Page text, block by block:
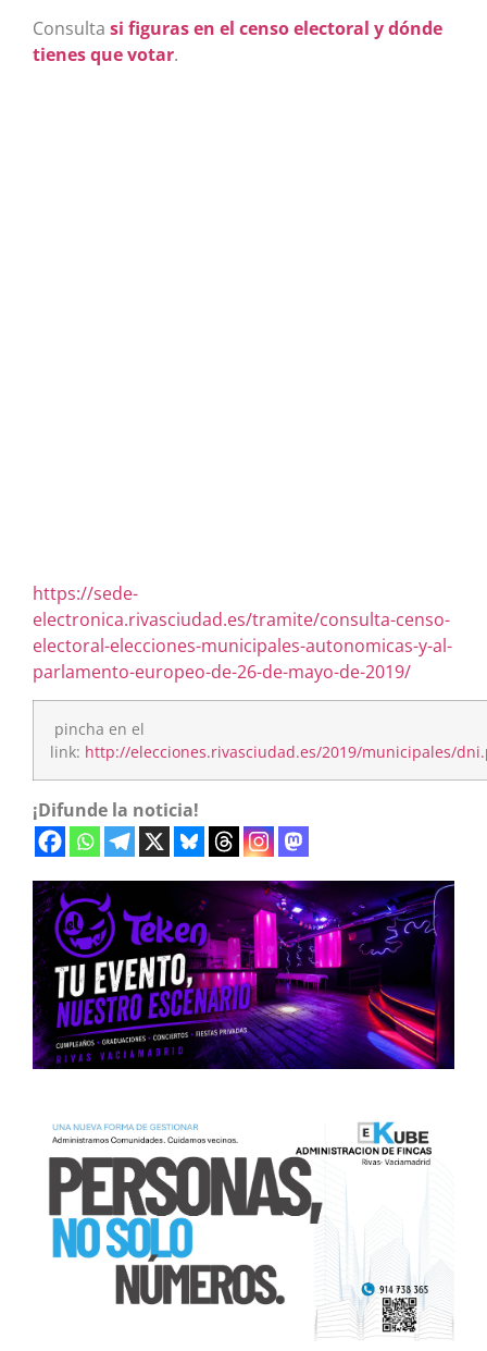
Consulta si figuras en el censo electoral y dónde
tienes que votar.
https://sede-
electronica.rivasciudad.es/tramite/consulta-censo-
electoral-elecciones-municipales-autonomicas-y-al-
parlamento-europeo-de-26-de-mayo-de-2019/
pincha en el
link: http://elecciones.rivasciudad.es/2019/municipales/
¡Difunde la noticia!